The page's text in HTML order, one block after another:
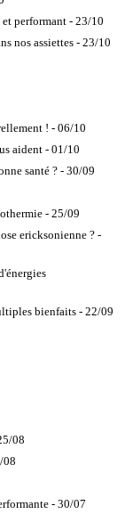
performant - 23/10
nos assiettes - 23/10
! - 06/10
aident - 01/10
santé ? - 30/09
- 25/09
ericksonienne ? -
bienfaits - 22/09
08
08
- 30/07